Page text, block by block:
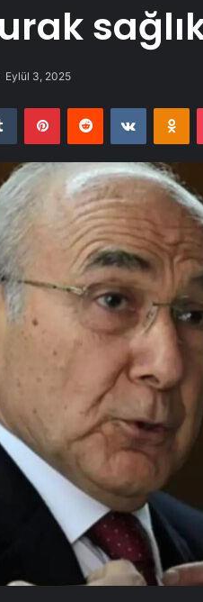
Eylül 3, 2025
Tumblr PinterestReddit VKontakte